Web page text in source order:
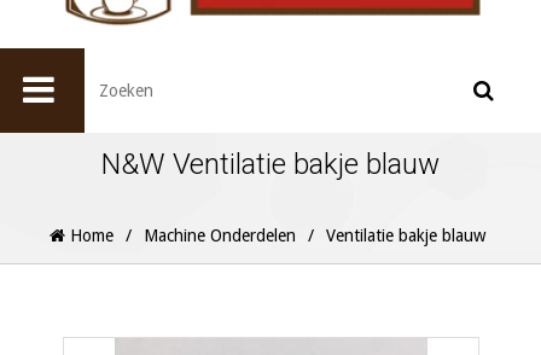
N&W Ventilatie bakje blauw
Home / Machine Onderdelen / Ventilatie bakje blauw